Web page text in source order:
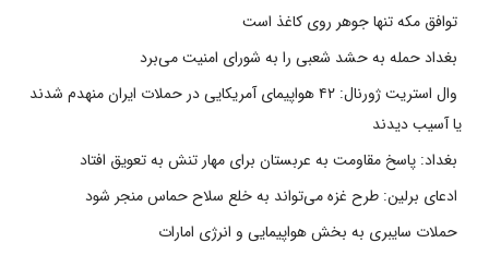
توافق مکه تنها جوهر روی کاغذ است
بغداد حمله به حشد شعبی را به شورای امنیت می‌برد
وال استریت ژورنال: ۴۲ هواپیمای آمریکایی در حملات ایران منهدم شدند
یا آسیب دیدند
بغداد: پاسخ مقاومت به عربستان برای مهار تنش به تعویق افتاد
ادعای برلین: طرح غزه می‌تواند به خلع سلاح حماس منجر شود
حملات سایبری به بخش هواپیمایی و انرژی امارات